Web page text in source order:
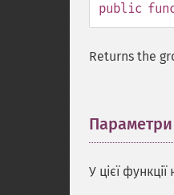
public
Returns the
Параметри
У цієї